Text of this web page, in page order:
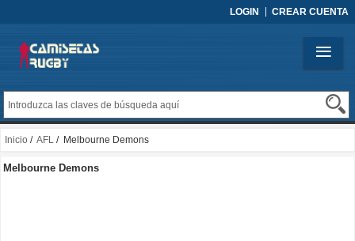
LOGIN CREAR CUENTA
Inicio / AFL / Melbourne Demons
Melbourne Demons